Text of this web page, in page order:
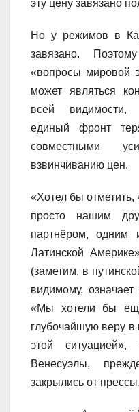
эту цену завязано
Но у режимов в
завязано.
«вопросы мировой
может являться
всей видимости,
единый фронт
совместными
взвинчиванию цен.
«Хотел бы отметить,
просто нашим
партнёром, одним
Латинской
(заметим, в
видимому,
«Мы хотели бы
глубочайшую веру в
этой ситуацией»,
Венесуэлы,
закрылись от прессы.